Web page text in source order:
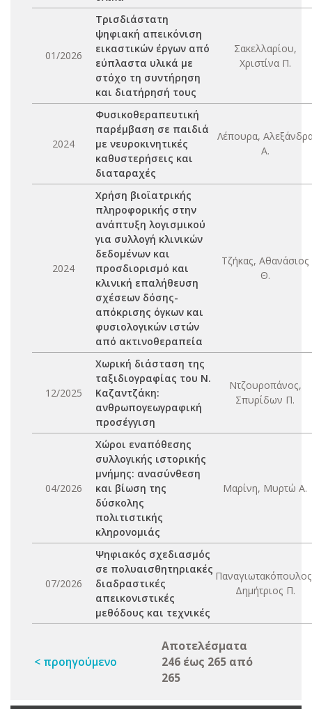
01/2026
Τρισδιάστατη
ψηφιακή απεικόνιση
εικαστικών έργων από
εύπλαστα υλικά με
στόχο τη συντήρηση
και διατήρησή τους
Σακελλαρίου,
Χριστίνα Π.
2024
Φυσικοθεραπευτική
παρέμβαση σε παιδιά
με νευροκινητικές
καθυστερήσεις και
διαταραχές
Λέπουρα,
Α.
2024
Χρήση βιοϊατρικής
πληροφορικής στην
ανάπτυξη λογισμικού
για συλλογή κλινικών
δεδομένων και
προσδιορισμό και
κλινική επαλήθευση
σχέσεων δόσης-
απόκρισης όγκων και
φυσιολογικών ιστών
από ακτινοθεραπεία
Τζήκας, Αθανάσιος
Θ.
12/2025
Χωρική διάσταση της
ταξιδιογραφίας του Ν.
Καζαντζάκη:
ανθρωπογεωγραφική
προσέγγιση
Ντζουροπάνος,
Σπυρίδων Π.
04/2026
Χώροι εναπόθεσης
συλλογικής ιστορικής
μνήμης: ανασύνθεση
και βίωση της
δύσκολης
πολιτιστικής
κληρονομιάς
Μαρίνη, Μυρτώ Α.
07/2026
Ψηφιακός σχεδιασμός
σε πολυαισθητηριακές
διαδραστικές
απεικονιστικές
μεθόδους και τεχνικές
Δημήτριος Π.
< προηγούμενο
Αποτελέσματα
246 έως 265 από
265